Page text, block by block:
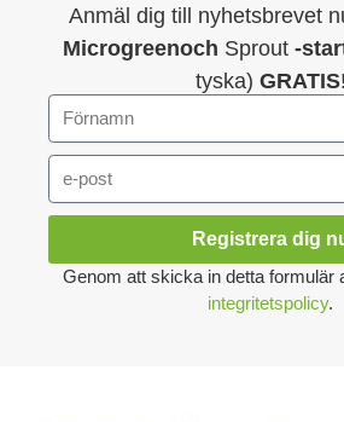
Anmäl dig till nyhetsbrevet
Microgreenoch Sprout -
tyska) GRATIS!
Registrera dig
Genom att skicka in detta formulär
integritetspolicy.